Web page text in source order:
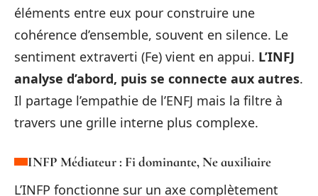
éléments entre eux pour construire une
cohérence d’ensemble, souvent en silence. Le
sentiment extraverti (Fe) vient en appui. L’INFJ
analyse d’abord, puis se connecte aux autres.
Il partage l’empathie de l’ENFJ mais la filtre à
travers une grille interne plus complexe.
INFP Médiateur : Fi dominante, Ne auxiliaire
L’INFP fonctionne sur un axe complètement